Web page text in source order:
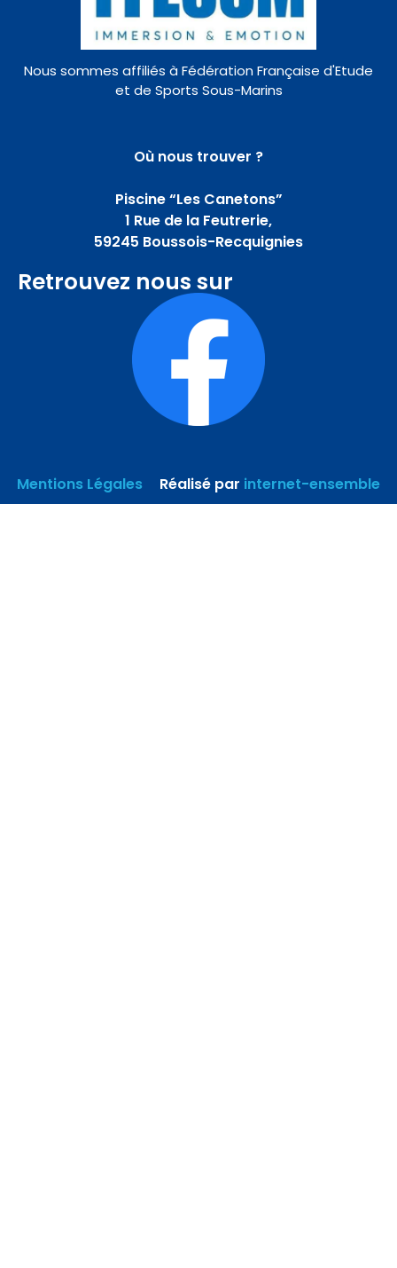
Nous sommes affiliés à Fédération Française d'Etude
et de Sports Sous-Marins
Où nous trouver ?
Piscine “Les Canetons”
1 Rue de la Feutrerie,
59245 Boussois-Recquignies
Retrouvez nous sur
Mentions Légales Réalisé par internet-ensemble